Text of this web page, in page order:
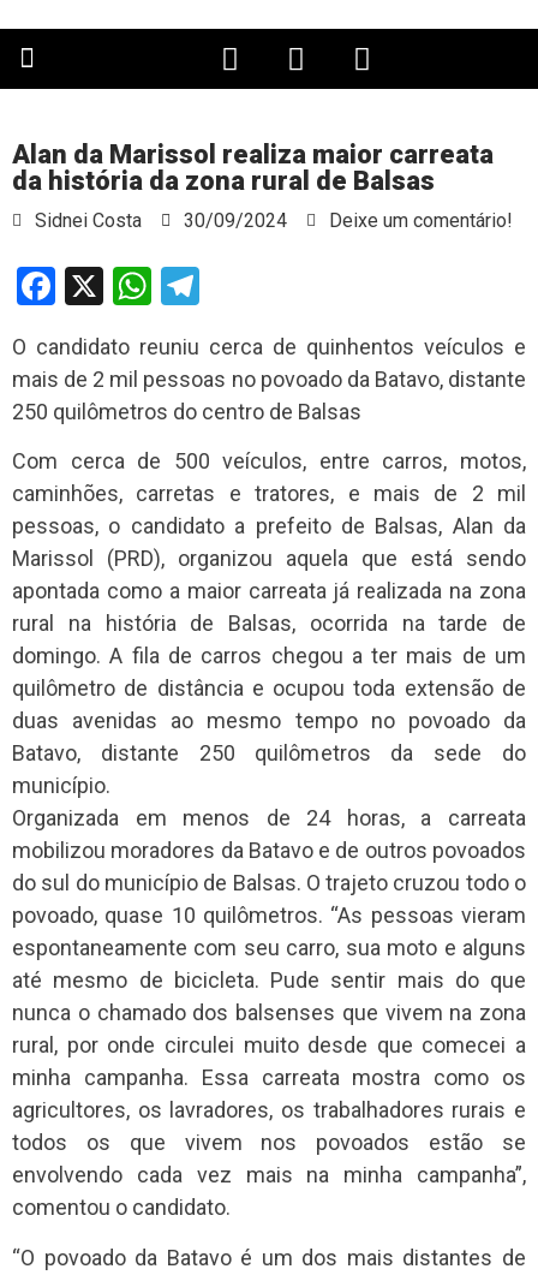
Alan da Marissol realiza maior carreata
da história da zona rural de Balsas
Sidnei Costa 30/09/2024 Deixe um comentário!
Facebook
X WhatsApp
O candidato reuniu cerca de quinhentos veículos e
mais de 2 mil pessoas no povoado da Batavo, distante
250 quilômetros do centro de Balsas
Com cerca de 500 veículos, entre carros, motos,
caminhões, carretas e tratores, e mais de 2 mil
pessoas, o candidato a prefeito de Balsas, Alan da
Marissol (PRD), organizou aquela que está sendo
apontada como a maior carreata já realizada na zona
rural na história de Balsas, ocorrida na tarde de
domingo. A fila de carros chegou a ter mais de um
quilômetro de distância e ocupou toda extensão de
duas avenidas ao mesmo tempo no povoado da
Batavo, distante 250 quilômetros da sede do
município.
Organizada em menos de 24 horas, a carreata
mobilizou moradores da Batavo e de outros povoados
do sul do município de Balsas. O trajeto cruzou todo o
povoado, quase 10 quilômetros. “As pessoas vieram
espontaneamente com seu carro, sua moto e alguns
até mesmo de bicicleta. Pude sentir mais do que
nunca o chamado dos balsenses que vivem na zona
rural, por onde circulei muito desde que comecei a
minha campanha. Essa carreata mostra como os
agricultores, os lavradores, os trabalhadores rurais e
todos os que vivem nos povoados estão se
envolvendo cada vez mais na minha campanha”,
comentou o candidato.
“O povoado da Batavo é um dos mais distantes de